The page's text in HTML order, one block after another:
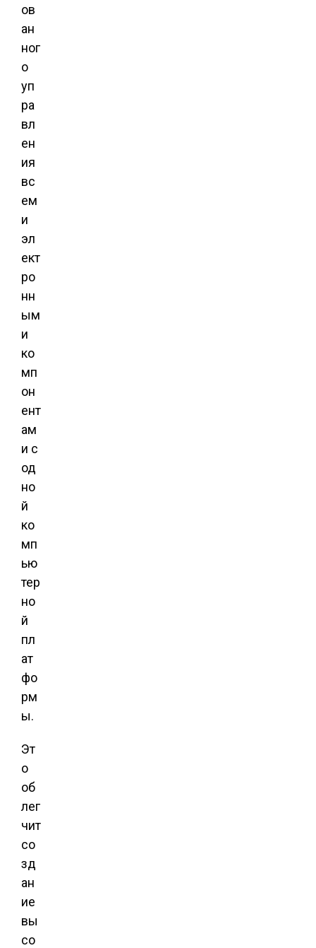
ов
ан
ног
о
уп
ра
вл
ен
ия
вс
ем
и
эл
ект
ро
нн
ым
и
ко
мп
он
ент
ам
и с
од
но
й
ко
мп
ью
тер
но
й
пл
ат
фо
рм
ы.
Эт
о
об
лег
чит
со
зд
ан
ие
вы
со